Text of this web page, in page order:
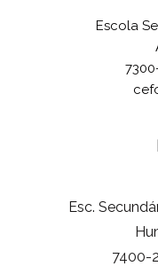
Escola
Esc.
7400-